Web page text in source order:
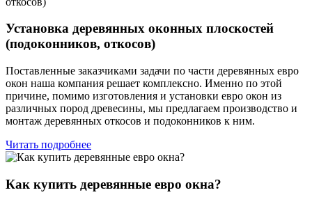
Установка деревянных оконных плоскостей
(подоконников, откосов)
Поставленные заказчиками задачи по части деревянных евро
окон наша компания решает комплексно. Именно по этой
причине, помимо изготовления и установки евро окон из
различных пород древесины, мы предлагаем производство и
монтаж деревянных откосов и подоконников к ним.
Читать подробнее
Как купить деревянные евро окна?